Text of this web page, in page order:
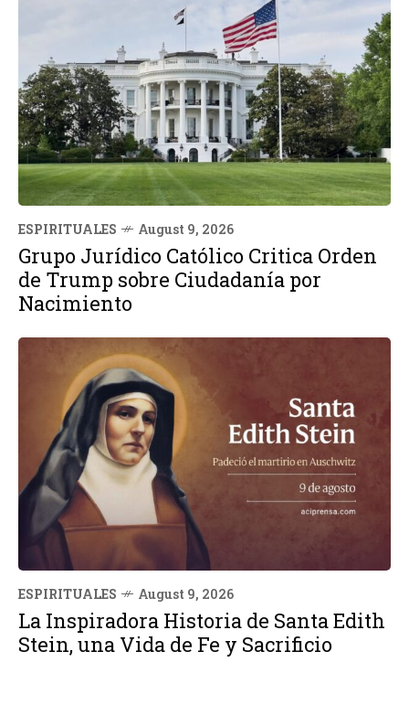
ESPIRITUALES August 9, 2026
Grupo Jurídico Católico Critica Orden
de Trump sobre Ciudadanía por
Nacimiento
ESPIRITUALES August 9, 2026
La Inspiradora Historia de Santa Edith
Stein, una Vida de Fe y Sacrificio